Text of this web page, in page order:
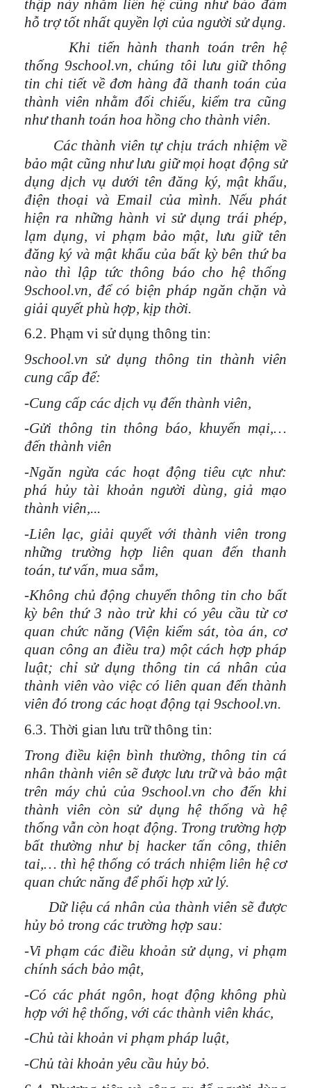
thập này nhằm liên hệ cũng như bảo đảm
hỗ trợ tốt nhất quyền lợi của người sử dụng.
Khi tiến hành thanh toán trên hệ
thống 9school.vn, chúng tôi lưu giữ thông
tin chi tiết về đơn hàng đã thanh toán của
thành viên nhằm đối chiếu, kiểm tra cũng
như thanh toán hoa hồng cho thành viên.
Các thành viên tự chịu trách nhiệm về
bảo mật cũng như lưu giữ mọi hoạt động sử
dụng dịch vụ dưới tên đăng ký, mật khẩu,
điện thoại và Email của mình. Nếu phát
hiện ra những hành vi sử dụng trái phép,
lạm dụng, vi phạm bảo mật, lưu giữ tên
đăng ký và mật khẩu của bất kỳ bên thứ ba
nào thì lập tức thông báo cho hệ thống
9school.vn, để có biện pháp ngăn chặn và
giải quyết phù hợp, kịp thời.
6.2. Phạm vi sử dụng thông tin:
9school.vn sử dụng thông tin thành viên
cung cấp để:
-Cung cấp các dịch vụ đến thành viên,
-Gửi thông tin thông báo, khuyến mại,…
đến thành viên
-Ngăn ngừa các hoạt động tiêu cực như:
phá hủy tài khoản người dùng, giả mạo
thành viên,...
-Liên lạc, giải quyết với thành viên trong
những trường hợp liên quan đến thanh
toán, tư vấn, mua sắm,
-Không chủ động chuyển thông tin cho bất
kỳ bên thứ 3 nào trừ khi có yêu cầu từ cơ
quan chức năng (Viện kiểm sát, tòa án, cơ
quan công an điều tra) một cách hợp pháp
luật; chỉ sử dụng thông tin cá nhân của
thành viên vào việc có liên quan đến thành
viên đó trong các hoạt động tại 9school.vn.
6.3. Thời gian lưu trữ thông tin:
Trong điều kiện bình thường, thông tin cá
nhân thành viên sẽ được lưu trữ vàbảo mật
trên máy chủ của 9school.vn cho đến khi
thành viên còn sử dụng hệ thống và hệ
thống vẫn còn hoạt động. Trong trường hợp
bất thường như bị hacker tấn công, thiên
tai,… thì hệ thống có trách nhiệm liên hệ cơ
quan chức năng để phối hợp xử lý.
Dữ liệu cá nhân của thành viên sẽ được
hủy bỏ trong các trường hợp sau:
-Vi phạm các điều khoản sử dụng, vi phạm
chính sách bảo mật,
-Có các phát ngôn, hoạt động không phù
hợp với hệ thống, với các thành viên khác,
-Chủ tài khoản vi phạm pháp luật,
-Chủ tài khoản yêu cầu hủy bỏ.